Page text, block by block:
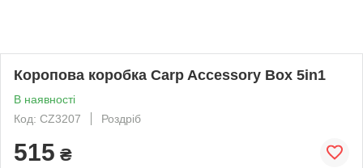
Коропова коробка Carp Accessory Box 5in1
В наявності
Код: CZ3207
Роздріб
515 ₴